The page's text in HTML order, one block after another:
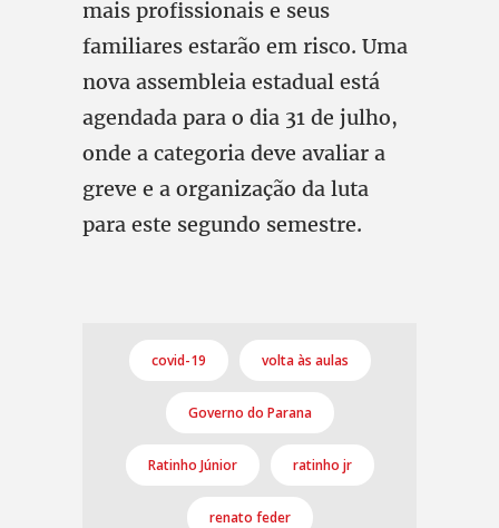
mais profissionais e seus
familiares estarão em risco. Uma
nova assembleia estadual está
agendada para o dia 31 de julho,
onde a categoria deve avaliar a
greve e a organização da luta
para este segundo semestre.
covid-19 volta às aulas
Governo do Parana
Ratinho Júnior ratinho jr
renato feder